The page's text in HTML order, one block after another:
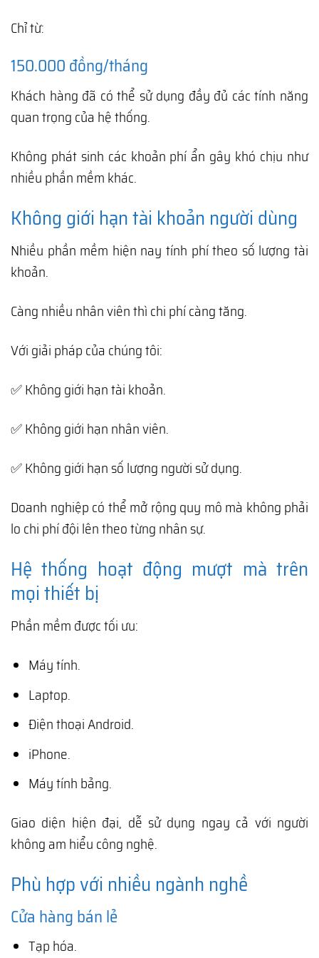
Chỉ từ:
150.000 đồng/tháng
Khách hàng đã có thể sử dụng đầy đủ các tính năng
quan trọng của hệ thống.
Không phát sinh các khoản phí ẩn gây khó chịu như
nhiều phần mềm khác.
Không giới hạn tài khoản người dùng
Nhiều phần mềm hiện nay tính phí theo số lượng tài
khoản.
Càng nhiều nhân viên thì chi phí càng tăng.
Với giải pháp của chúng tôi:
✅ Không giới hạn tài khoản.
✅ Không giới hạn nhân viên.
✅ Không giới hạn số lượng người sử dụng.
Doanh nghiệp có thể mở rộng quy mô mà không phải
lo chi phí đội lên theo từng nhân sự.
Hệ thống hoạt động mượt mà trên
mọi thiết bị
Phần mềm được tối ưu:
Máy tính.
Laptop.
Điện thoại Android.
iPhone.
Máy tính bảng.
Giao diện hiện đại, dễ sử dụng ngay cả với người
không am hiểu công nghệ.
Phù hợp với nhiều ngành nghề
Cửa hàng bán lẻ
Tạp hóa.